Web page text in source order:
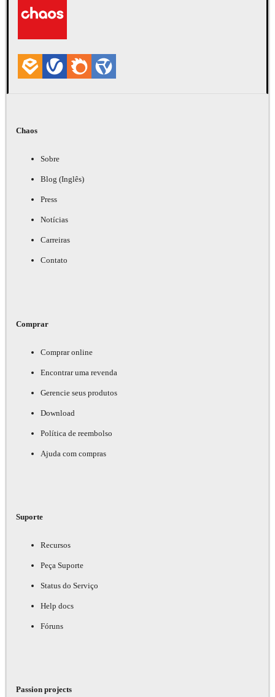
Chaos
Sobre
Blog (Inglês)
Press
Notícias
Carreiras
Contato
Comprar
Comprar online
Encontrar uma revenda
Gerencie seus produtos
Download
Política de reembolso
Ajuda com compras
Suporte
Recursos
Peça Suporte
Status do Serviço
Help docs
Fóruns
Passion projects